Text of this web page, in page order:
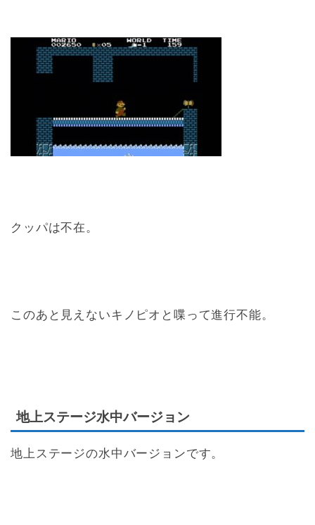
クッパは不在。
このあと見えないキノピオと喋って進行不能。
地上ステージ水中バージョン
地上ステージの水中バージョンです。